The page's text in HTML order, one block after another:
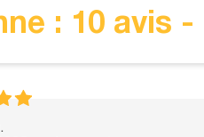
: 10 avis -